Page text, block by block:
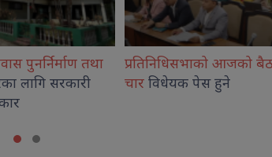
आजको बैठकमा
पेस हुने
नेपाल इन्भेष्टमेन्ट मेगा बैंकका
अध्यक्ष–सीईओ पक्राउ नगर्न